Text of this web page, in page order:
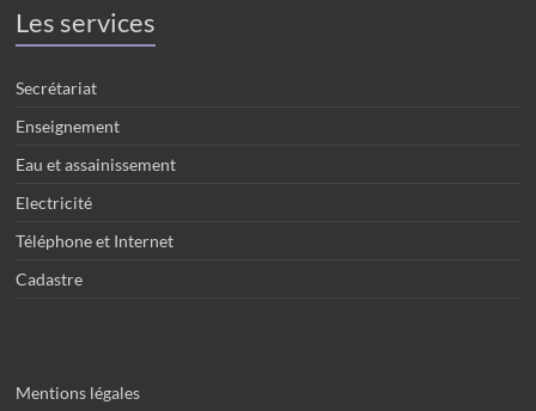
Les services
Secrétariat
Enseignement
Eau et assainissement
Electricité
Téléphone et Internet
Cadastre
Mentions légales